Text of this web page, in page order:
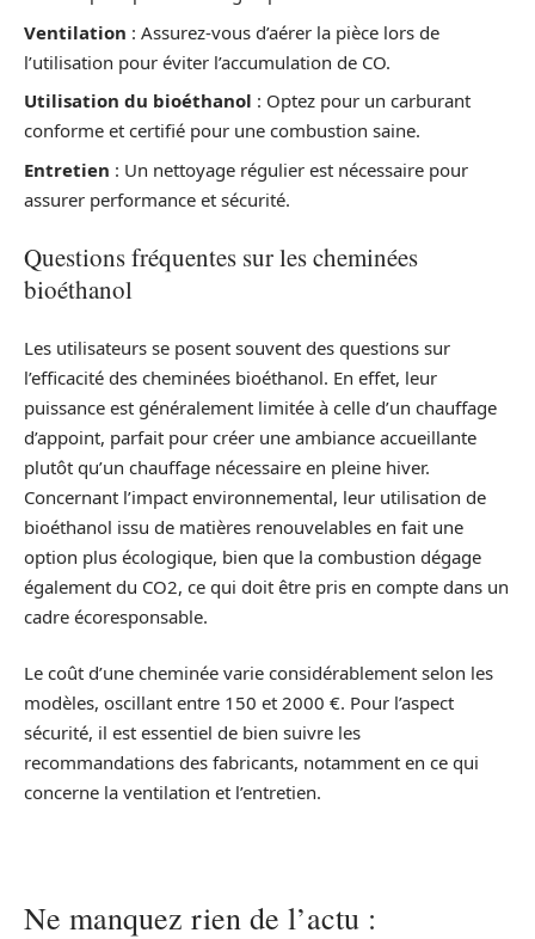
Ventilation : Assurez-vous d’aérer la pièce lors de
l’utilisation pour éviter l’accumulation de CO.
Utilisation du bioéthanol : Optez pour un carburant
conforme et certifié pour une combustion saine.
Entretien : Un nettoyage régulier est nécessaire pour
assurer performance et sécurité.
Questions fréquentes sur les cheminées
bioéthanol
Les utilisateurs se posent souvent des questions sur
l’efficacité des cheminées bioéthanol. En effet, leur
puissance est généralement limitée à celle d’un chauffage
d’appoint, parfait pour créer une ambiance accueillante
plutôt qu’un chauffage nécessaire en pleine hiver.
Concernant l’impact environnemental, leur utilisation de
bioéthanol issu de matières renouvelables en fait une
option plus écologique, bien que la combustion dégage
également du CO2, ce qui doit être pris en compte dans un
cadre écoresponsable.
Le coût d’une cheminée varie considérablement selon les
modèles, oscillant entre 150 et 2000 €. Pour l’aspect
sécurité, il est essentiel de bien suivre les
recommandations des fabricants, notamment en ce qui
concerne la ventilation et l’entretien.
Ne manquez rien de l’actu :